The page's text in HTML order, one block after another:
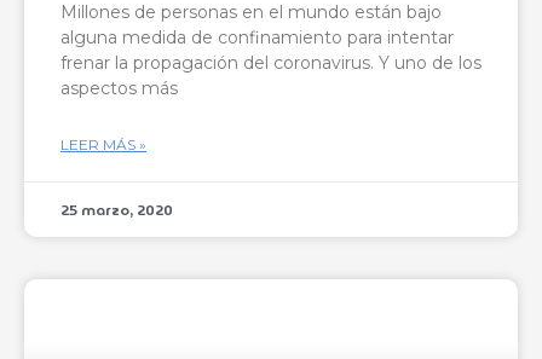
Millones de personas en el mundo están bajo
alguna medida de confinamiento para intentar
frenar la propagación del coronavirus. Y uno de los
aspectos más
LEER MÁS »
25 marzo, 2020